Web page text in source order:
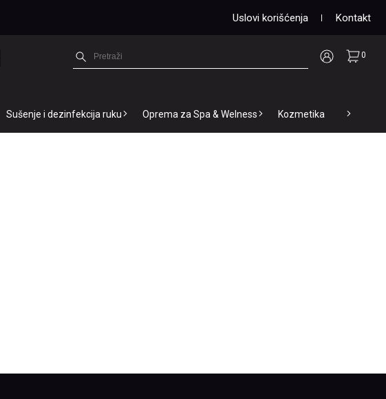
Uslovi korišćenja Kontakt
0
Sušenje i dezinfekcija ruku Oprema za Spa & Welness Kozmetika